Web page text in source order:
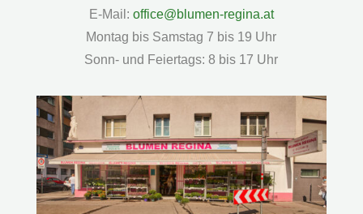
E-Mail: office@blumen-regina.at
Montag bis Samstag 7 bis 19 Uhr
Sonn- und Feiertags: 8 bis 17 Uhr